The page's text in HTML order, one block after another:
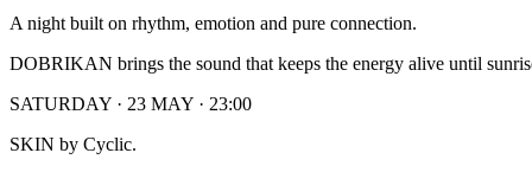
A night built on rhythm, emotion and pure connection.
DOBRIKAN brings the sound that keeps the energy alive until
SATURDAY · 23 MAY · 23:00
SKIN by Cyclic.